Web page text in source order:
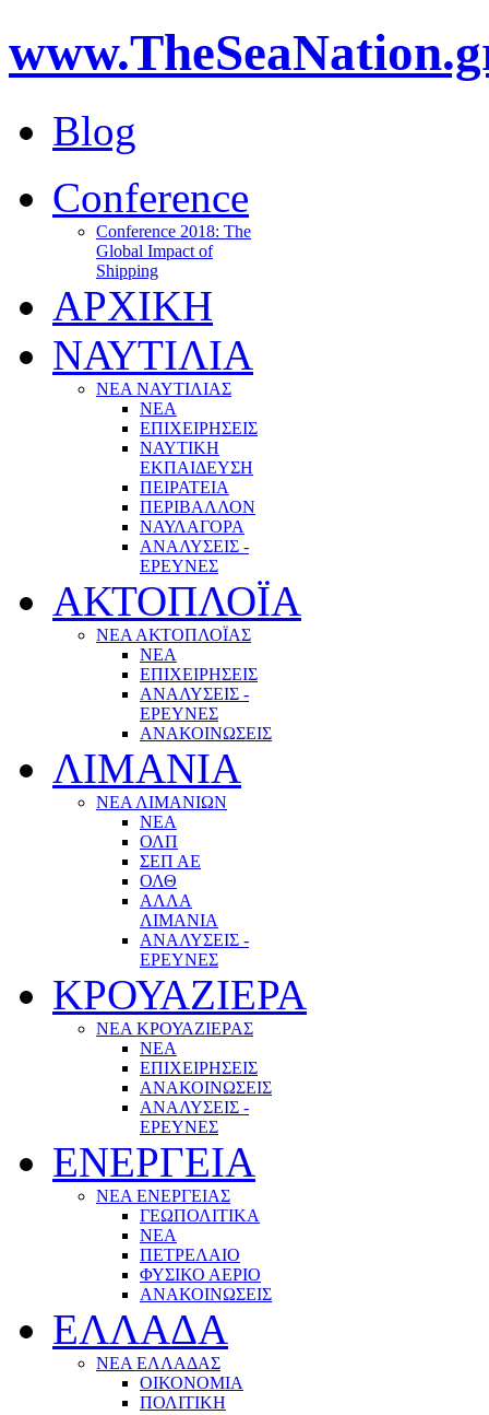
Blog
Conference
Conference 2018: The
Global Impact of
Shipping
ΑΡΧΙΚΗ
ΝΑΥΤΙΛΙΑ
ΝΕΑ ΝΑΥΤΙΛΙΑΣ
ΝΕΑ
ΕΠΙΧΕΙΡΗΣΕΙΣ
ΝΑΥΤΙΚΗ
ΕΚΠΑΙΔΕΥΣΗ
ΠΕΙΡΑΤΕΙΑ
ΠΕΡΙΒΑΛΛΟΝ
ΝΑΥΛΑΓΟΡΑ
ΑΝΑΛΥΣΕΙΣ -
ΕΡΕΥΝΕΣ
ΑΚΤΟΠΛΟΪΑ
ΝΕΑ ΑΚΤΟΠΛΟΪΑΣ
ΝΕΑ
ΕΠΙΧΕΙΡΗΣΕΙΣ
ΑΝΑΛΥΣΕΙΣ -
ΕΡΕΥΝΕΣ
ΑΝΑΚΟΙΝΩΣΕΙΣ
ΛΙΜΑΝΙΑ
ΝΕΑ ΛΙΜΑΝΙΩΝ
ΝΕΑ
ΟΛΠ
ΣΕΠ ΑΕ
ΟΛΘ
ΑΛΛΑ
ΛΙΜΑΝΙΑ
ΑΝΑΛΥΣΕΙΣ -
ΕΡΕΥΝΕΣ
ΚΡΟΥΑΖΙΕΡΑ
ΝΕΑ ΚΡΟΥΑΖΙΕΡΑΣ
NEA
ΕΠΙΧΕΙΡΗΣΕΙΣ
ΑΝΑΚΟΙΝΩΣΕΙΣ
ΑΝΑΛΥΣΕΙΣ -
ΕΡΕΥΝΕΣ
ΕΝΕΡΓΕΙΑ
ΝΕΑ ΕΝΕΡΓΕΙΑΣ
ΓΕΩΠΟΛΙΤΙΚΑ
ΝΕΑ
ΠΕΤΡΕΛΑΙΟ
ΦΥΣΙΚΟ ΑΕΡΙΟ
ΑΝΑΚΟΙΝΩΣΕΙΣ
ΕΛΛΑΔΑ
ΝΕΑ ΕΛΛΑΔΑΣ
ΟΙΚΟΝΟΜΙΑ
ΠΟΛΙΤΙΚΗ